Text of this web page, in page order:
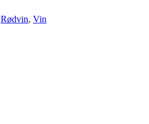
Rødvin, Vin